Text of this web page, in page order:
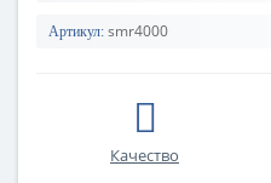
Артикул: smr4000
Качество